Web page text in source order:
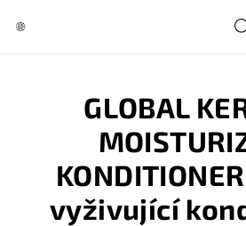
GLOBAL
vyživující